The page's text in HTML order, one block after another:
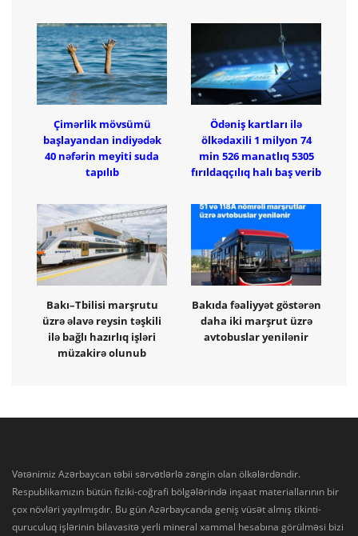
Çimərlik mövsümü
başlayandan indiyədək
40 nəfərin meyiti suda
tapılıb
Ödəniş kartları ilə
ölkədaxili 1 milyon 74
min 526 manatlıq 5305
fırıldaqçılıq halı baş verib
Bakı–Tbilisi marşrutu
üzrə əlavə reysin təşkili
ilə bağlı hazırlıq işləri
müzakirə olunub
Bakıda fəaliyyət göstərən
daha iki marşrut üzrə
avtobuslar yenilənir
Vətənimiz Azərbaycan təbii sərvətlərlə zəngin olan ölkələrdəndir.
Respublikamızın bütün fiziki-coğrafi bölgələrində inşaat materiallarının bir
çox növləri yayılmışdır. Bu gün Azərbaycanda geniş vüsət almış tikinti-
quruculuq işlərinin bilavasitə yerli mineral xammal hesabına görülməsi bizi